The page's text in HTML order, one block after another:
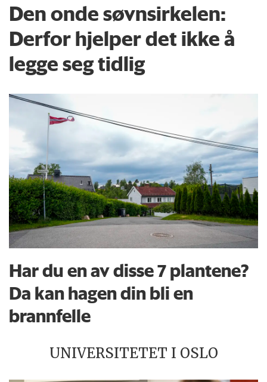
Den onde søvnsirkelen:
Derfor hjelper det ikke å
legge seg tidlig
Har du en av disse 7 plantene?
Da kan hagen din bli en
brannfelle
UNIVERSITETET I OSLO